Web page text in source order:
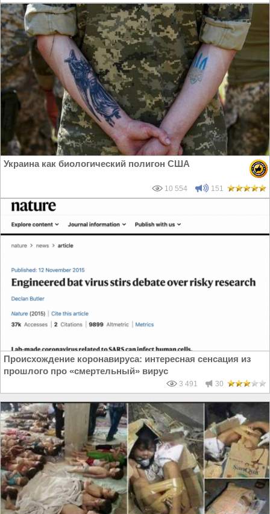
Украина как биологический полигон США
10 554 151
Происхождение коронавируса: интересная сенсация из
прошлого про «смертельный» вирус
3 491 30